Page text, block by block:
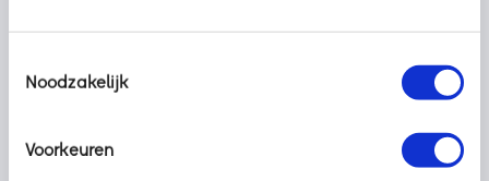
Noodzakelijk
Voorkeuren
Sales